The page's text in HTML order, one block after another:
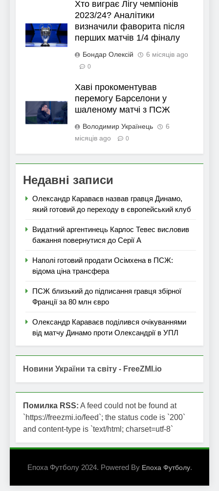
Хто виграє Лігу чемпіонів
2023/24? Аналітики
визначили фаворита після
перших матчів 1/4 фіналу
Бондар Олексій 6 місяців ago
0
Хаві прокоментував
перемогу Барселони у
шаленому матчі з ПСЖ
Володимир Українець
6
місяців ago
0
Недавні записи
Олександр Караваєв назвав гравця Динамо,
який готовий до переходу в європейський клуб
Видатний аргентинець Карлос Тевес висловив
бажання повернутися до Серії А
Наполі готовий продати Осімхена в ПСЖ:
відома ціна трансфера
ПСЖ близький до підписання гравця збірної
Франції за 80 млн євро
Олександр Караваєв поділився очікуваннями
від матчу Динамо проти Олександрії в УПЛ
Новини України та світу - FreeZMI.io
Помилка RSS: A feed could not be found at
`https://freezmi.io/feed`; the status code is `200`
and content-type is `text/html; charset=utf-8`
Епоха Футболу 2024. Powered By Епоха Футболу.